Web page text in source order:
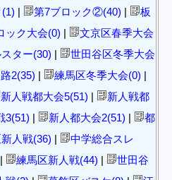
| 第7ブロック②(40) |
板
ック大会(0) |
文京区春季大会
ター(30) |
世田谷区冬季大会
2(35) | 練馬区冬季大会(0) |
新人戦都大会5(51) |
新人戦都
3(51) | 新人都大会2(51) |
都
人戦(36) |
中学総合スレ
| 練馬区新人戦(44) |
世田谷